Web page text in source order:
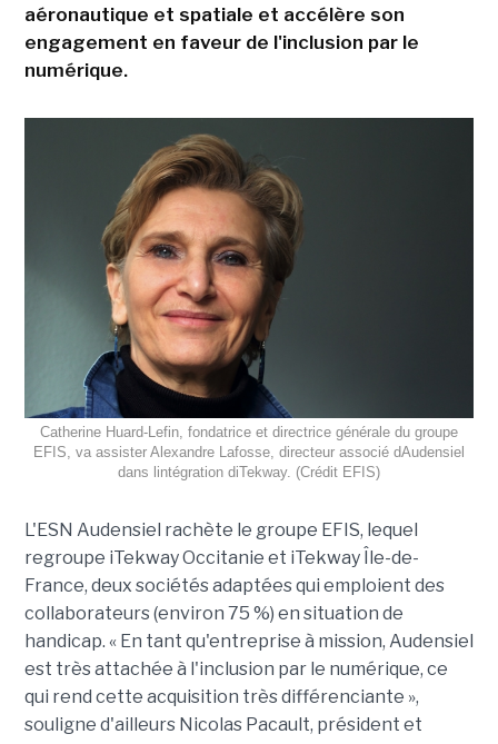
aéronautique et spatiale et accélère son
engagement en faveur de l'inclusion par le
numérique.
Catherine Huard-Lefin, fondatrice et directrice générale du groupe
EFIS, va assister Alexandre Lafosse, directeur associé dAudensiel
dans lintégration diTekway. (Crédit EFIS)
L'ESN Audensiel rachète le groupe EFIS, lequel
regroupe iTekway Occitanie et iTekway Île-de-
France, deux sociétés adaptées qui emploient des
collaborateurs (environ 75 %) en situation de
handicap. « En tant qu'entreprise à mission, Audensiel
est très attachée à l'inclusion par le numérique, ce
qui rend cette acquisition très différenciante »,
souligne d'ailleurs Nicolas Pacault, président et